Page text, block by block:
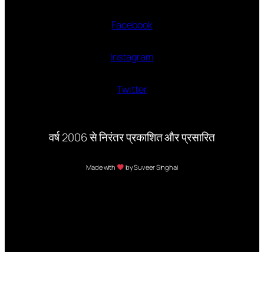
Facebook
Instagram
Twitter
वर्ष 2006 से निरंतर प्रकाशित और प्रसारित
Made with by Suveer Singhai